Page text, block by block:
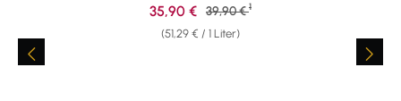
(51,29 € / 1 Liter)
Verkaufspreis:
35,90 € Regulärer Preis:
39,90 € 1